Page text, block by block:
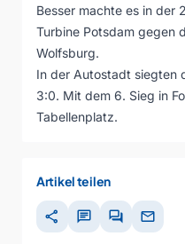
Besser machte es in der
Turbine Potsdam gegen
Wolfsburg.
In der Autostadt siegten
3:0. Mit dem 6. Sieg in
Tabellenplatz.
Artikel teilen
share chat forum mail